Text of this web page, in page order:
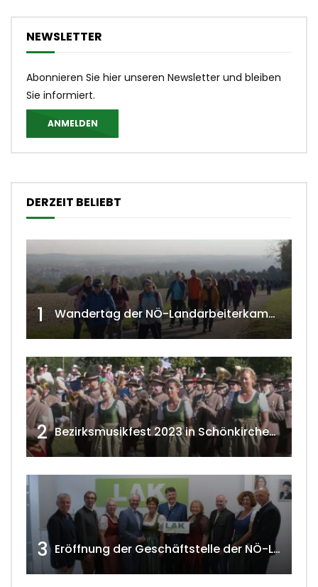
NEWSLETTER
Abonnieren Sie hier unseren Newsletter und bleiben
Sie informiert.
ANMELDEN
DERZEIT BELIEBT
1 Wandertag der NÖ-Landarbeiterkammer in Hollabrunn 2024
2 Bezirksmusikfest 2023 in Schönkirchen-Reyersdorf
3 Eröffnung der Geschäftstelle der NÖ-Landarbeiterkammer in Mistelbach w4tv174